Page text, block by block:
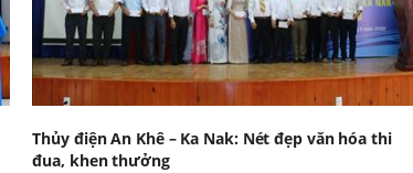
Thủy điện An Khê – Ka Nak: Nét đẹp văn hóa thi
đua, khen thưởng